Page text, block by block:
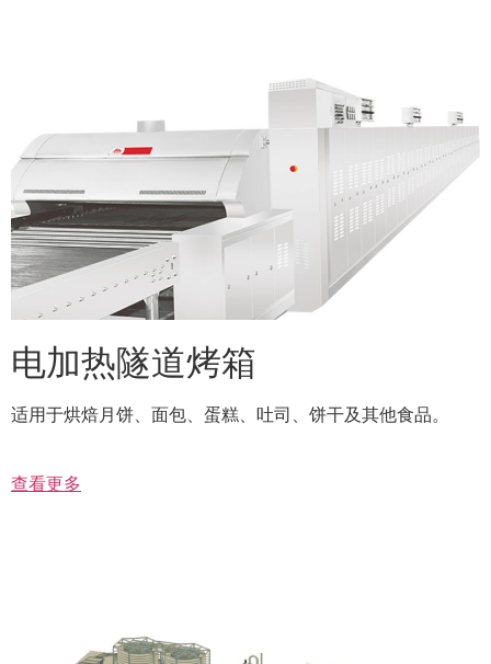
电加热隧道烤箱
适用于烘焙月饼、面包、蛋糕、吐司、饼干及其他食品。
查看更多